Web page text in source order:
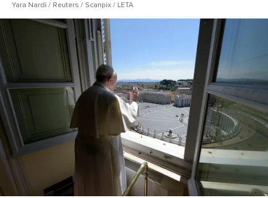
Yara Nardi / Reuters / Scanpix / LETA